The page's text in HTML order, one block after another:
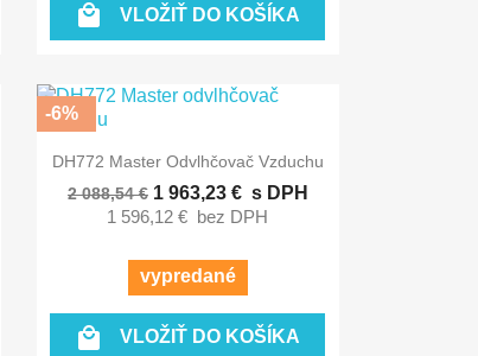
 VLOŽIŤ DO KOŠÍKA
Rýchly náhľad
DH772 Master Odvlhčovač Vzduchu
2 088,54 € 1 963,23 € s DPH
1 596,12 € bez DPH
vypredané
 VLOŽIŤ DO KOŠÍKA
-6%